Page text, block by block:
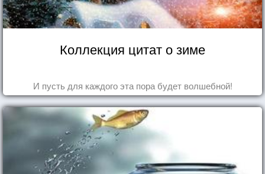
Коллекция цитат о зиме
И пусть для каждого эта пора будет волшебной!